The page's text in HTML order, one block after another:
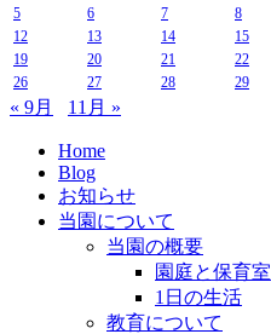
5
6 7 8
12
13 14 15
19
20 21 22
26
27 28 29
« 9月 11月 »
Home
Blog
お知らせ
当園について
当園の概要
園庭と保育室
1日の生活
教育について